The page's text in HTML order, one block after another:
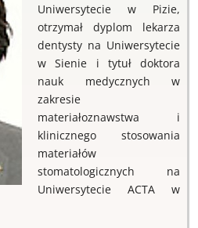
Uniwersytecie w Pizie,
otrzymał dyplom lekarza
dentysty na Uniwersytecie
w Sienie i tytuł doktora
nauk medycznych w
zakresie
materiałoznawstwa i
klinicznego stosowania
materiałów
stomatologicznych na
Uniwersytecie ACTA w